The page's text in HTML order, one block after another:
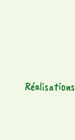
Réalisations